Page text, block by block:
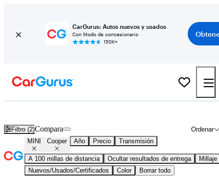
CarGurus: Autos nuevos y usados
Con Modo de concesionario
150K+
Filtro (2) Ordenar
Compara
MINI Cooper Año Precio Transmisión
A 100 millas de distancia Ocultar resultados de entrega
Millaje
Nuevos/Usados/Certificados
Color Borrar todo